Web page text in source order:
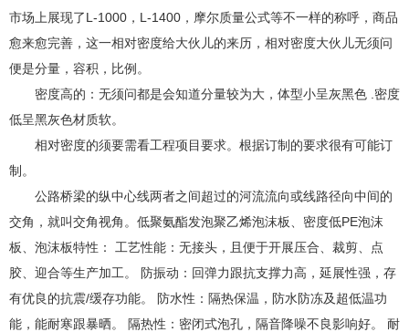
市场上展现了L-1000，L-1400，摩尔质量公式等不一样的称呼，商品
愈来愈完善，这一相对密度给大伙儿的来历，相对密度大伙儿无须问
便是分量，容积，比例。
密度高的：无须问都是会知道分量较为大，体型小呈灰黑色 .密度
低呈黑灰色材质软。
相对密度的须要需看工程项目要求。根据订制的要求很有可能订
制。
公路桥梁的纵中心线两者之间超过的河流流向或线路径向中间的
交角，就叫交角视角。低聚氨酯发泡聚乙烯泡沫板、密度低PE泡沫
板、泡沫板特性： 工艺性能：无接头，且便于开展压合、裁剪、点
胶、迎合等生产加工。 防振动：回弹力跟抗支撑力高，延展性强，存
有优良的抗震/缓存功能。 防水性：隔热保温，防水防冻及超低温功
能，能耐寒跟暴晒。 隔热性：密闭式泡孔，隔音降噪不良影响好。 耐